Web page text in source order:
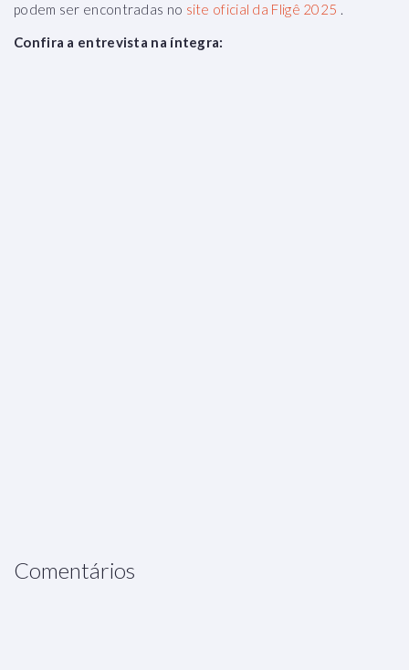
podem ser encontradas no site oficial da Fligê 2025 .
Confira a entrevista na íntegra:
Comentários